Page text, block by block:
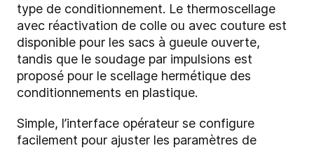
type de conditionnement. Le thermoscellage
avec réactivation de colle ou avec couture est
disponible pour les sacs à gueule ouverte,
tandis que le soudage par impulsions est
proposé pour le scellage hermétique des
conditionnements en plastique.
Simple, l’interface opérateur se configure
facilement pour ajuster les paramètres de